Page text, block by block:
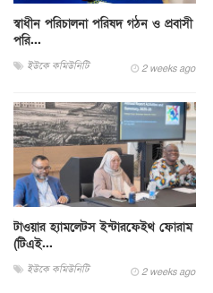
স্বাধীন পরিচালনা পরিষদ গঠন ও প্রবাসী
পরি...
ইউকে কমিউনিটি 2 weeks ago
টাওয়ার হ্যামলেটস ইন্টারফেইথ ফোরাম
(টিএই...
ইউকে কমিউনিটি 2 weeks ago